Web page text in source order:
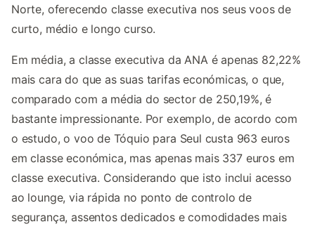
Norte, oferecendo classe executiva nos seus voos de
curto, médio e longo curso.
Em média, a classe executiva da ANA é apenas 82,22%
mais cara do que as suas tarifas económicas, o que,
comparado com a média do sector de 250,19%, é
bastante impressionante. Por exemplo, de acordo com
o estudo, o voo de Tóquio para Seul custa 963 euros
em classe económica, mas apenas mais 337 euros em
classe executiva. Considerando que isto inclui acesso
ao lounge, via rápida no ponto de controlo de
segurança, assentos dedicados e comodidades mais